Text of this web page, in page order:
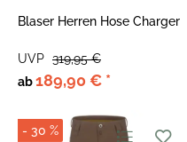
Blaser Herren Hose Charger
ab189,90 € *
UVP 319,95 €
- 30 %